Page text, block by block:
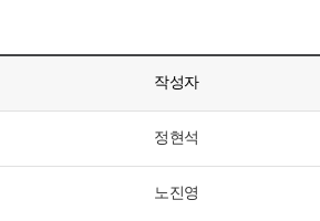
작성자
정현석
노진영